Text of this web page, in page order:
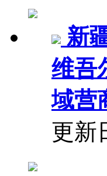
新
维吾
域营
更新